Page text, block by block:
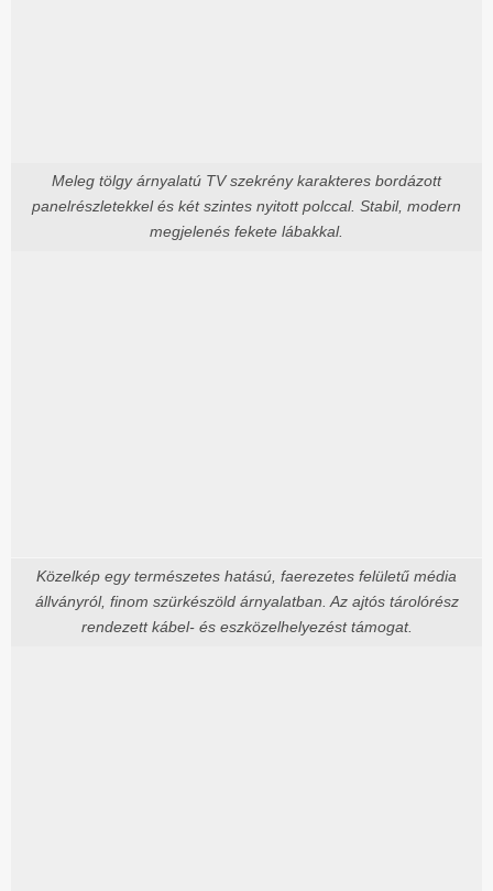
Meleg tölgy árnyalatú TV szekrény karakteres bordázott
panelrészletekkel és két szintes nyitott polccal. Stabil, modern
megjelenés fekete lábakkal.
Közelkép egy természetes hatású, faerezetes felületű média
állványról, finom szürkészöld árnyalatban. Az ajtós tárolórész
rendezett kábel- és eszközelhelyezést támogat.